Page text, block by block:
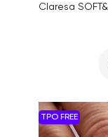
TPO FREE